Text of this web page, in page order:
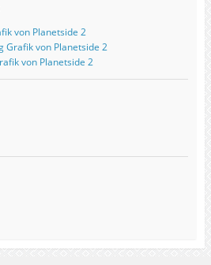
von Planetside 2
Grafik von Planetside 2
von Planetside 2